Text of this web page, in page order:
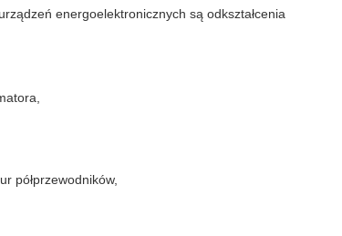
energoelektronicznych są odkształcenia
półprzewodników,